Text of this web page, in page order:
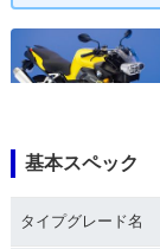
2005年 K1200R・
基本スペック
タイプグレード名